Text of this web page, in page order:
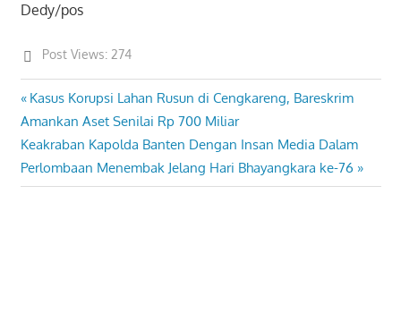
Dedy/pos
Post Views: 274
Post
navigation
Previous
Post:
Kasus Korupsi Lahan Rusun di Cengkareng, Bareskrim
Amankan Aset Senilai Rp 700 Miliar
Next
Post:
Keakraban Kapolda Banten Dengan Insan Media Dalam
Perlombaan Menembak Jelang Hari Bhayangkara ke-76